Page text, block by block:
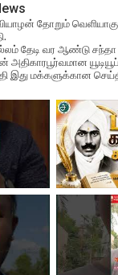
தோறும்
தேடி வர ஆண்டு சந்தா
அதிகாரபூர்வமான
இது மக்களுக்கான